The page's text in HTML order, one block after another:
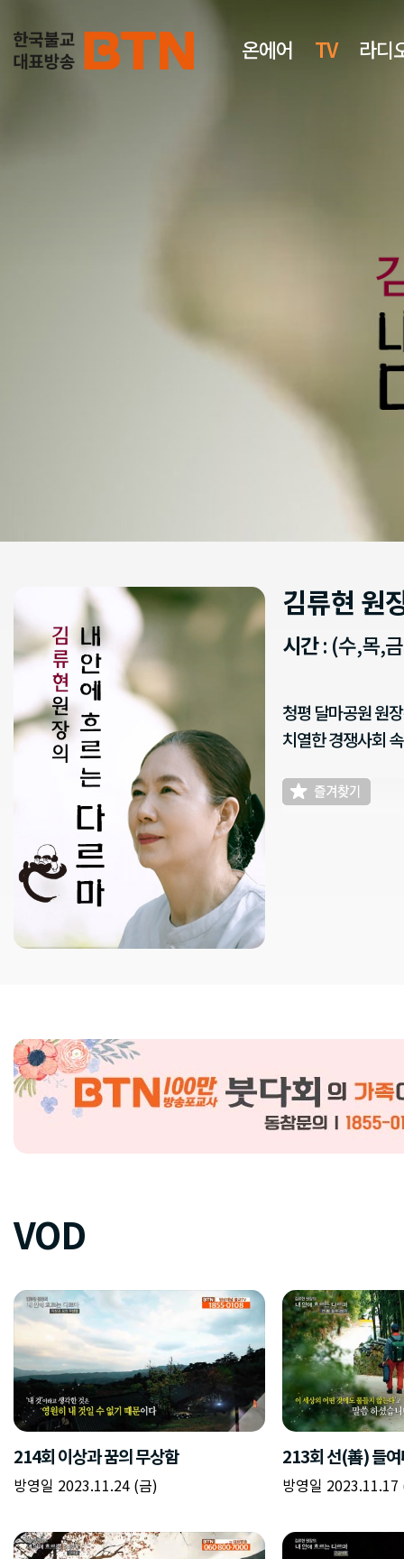
온에어 TV 라디
김류현 원
시간: (수,목,
청평 달마공원 원
치열한 경쟁사회
VOD
214회 이상과 꿈의 무상함
방영일 2023.11.24 (금)
213회 선(善) 들
방영일 2023.11.17